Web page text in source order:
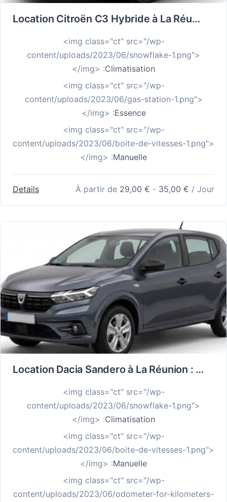
Location Citroën C3 Hybride à La Réunion : Confort, Économie et Liberté en Boîte Automatique
<img class="ct" src="/wp-
content/uploads/2023/06/snowflake-1.png">
</img> :Climatisation
<img class="ct" src="/wp-
content/uploads/2023/06/gas-station-1.png">
</img> :Essence
<img class="ct" src="/wp-
content/uploads/2023/06/boite-de-vitesses-1.png">
</img> :Manuelle
Details À partir de 29,00 € - 35,00 € / Jour
Location Dacia Sandero à La Réunion : La Berline connectée pour explorer l’île sans limite
<img class="ct" src="/wp-
content/uploads/2023/06/snowflake-1.png">
</img> :Climatisation
<img class="ct" src="/wp-
content/uploads/2023/06/boite-de-vitesses-1.png">
</img> :Manuelle
<img class="ct" src="/wp-
content/uploads/2023/06/odometer-for-kilometers-